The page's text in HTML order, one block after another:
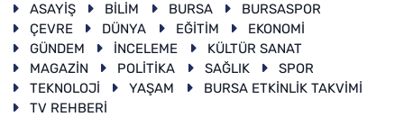
ASAYİŞ BİLİM BURSA
BURSASPOR
ÇEVRE
DÜNYA EĞİTİM
EKONOMİ
GÜNDEM
İNCELEME
KÜLTÜR SANAT
MAGAZİN
POLİTİKA SAĞLIK
SPOR
TEKNOLOJİ
YAŞAM
BURSA ETKİNLİK TAKVİMİ
TV REHBERİ